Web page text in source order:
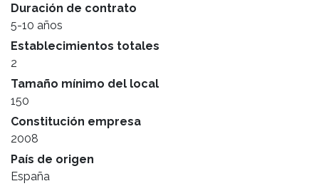
Duración de contrato
5-10 años
Establecimientos totales
2
Tamaño mínimo del local
150
Constitución empresa
2008
País de origen
España